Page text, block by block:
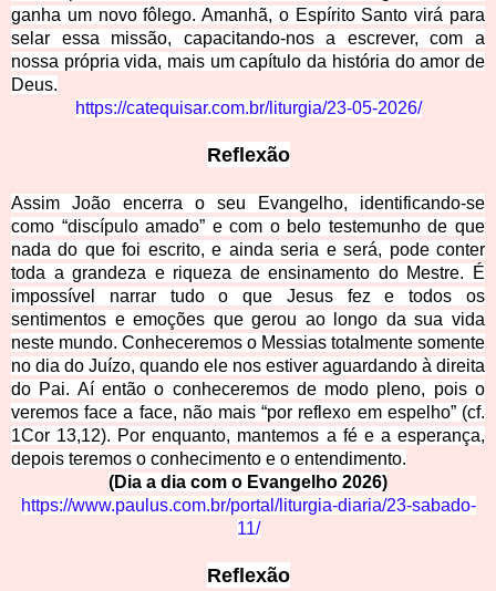
ganha um novo fôlego. Amanhã, o Espírito Santo virá para
selar essa missão, capacitando-nos a escrever, com a
nossa própria vida, mais um capítulo da história do amor de
Deus.
https://catequisar.com.br/liturgia/23-05-2026/
Reflexão
Assim João encerra o seu Evangelho, identificando-se
como “discípulo amado” e com o belo testemunho de que
nada do que foi escrito, e ainda seria e será, pode conter
toda a grandeza e riqueza de ensinamento do Mestre. É
impossível narrar tudo o que Jesus fez e todos os
sentimentos e emoções que gerou ao longo da sua vida
neste mundo. Conheceremos o Messias totalmente somente
no dia do Juízo, quando ele nos estiver aguardando à direita
do Pai. Aí então o conheceremos de modo pleno, pois o
veremos face a face, não mais “por reflexo em espelho” (cf.
1Cor 13,12). Por enquanto, mantemos a fé e a esperança,
depois teremos o conhecimento e o entendimento.
(Dia a dia com o Evangelho 2026)
https://www.paulus.com.br/portal/liturgia-diaria/23-sabado-
11/
Reflexão